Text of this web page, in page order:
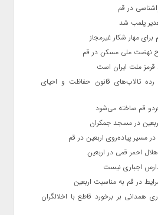
در قم
پلمب شد
مهار شکار غیرمجاز
ملت ایران است
تالاب‌های قانون حفاظت و احیای
قم ساخته می‌شود
اجباری نیست
همدانی بر برخورد قاطع با اخلالگران